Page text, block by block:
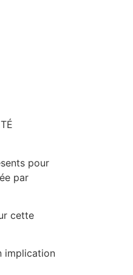
pour
par
cette
implication